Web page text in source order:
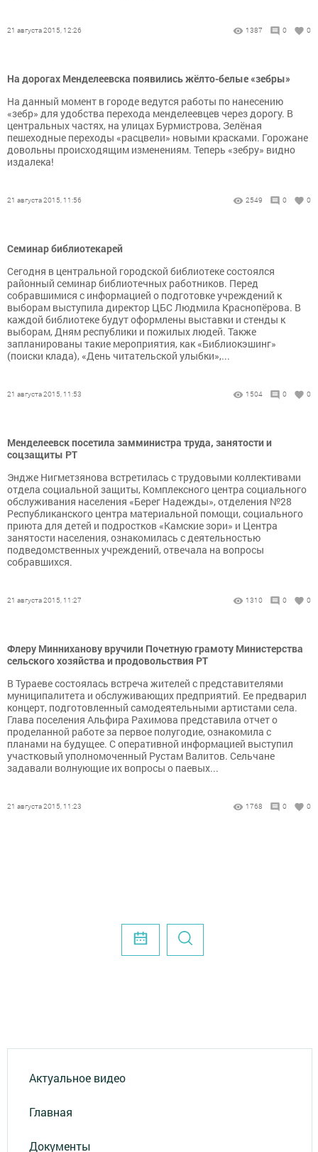
21 августа 2015, 12:26 1387 0 0
На дорогах Менделеевска появились жёлто-белые «зебры»
На данный момент в городе ведутся работы по нанесению
«зебр» для удобства перехода менделеевцев через дорогу. В
центральных частях, на улицах Бурмистрова, Зелёная
пешеходные переходы «расцвели» новыми красками. Горожане
довольны происходящим изменениям. Теперь «зебру» видно
издалека!
21 августа 2015, 11:56 2549 0 0
Семинар библиотекарей
Сегодня в центральной городской библиотеке состоялся
районный семинар библиотечных работников. Перед
собравшимися с информацией о подготовке учреждений к
выборам выступила директор ЦБС Людмила Краснопёрова. В
каждой библиотеке будут оформлены выставки и стенды к
выборам, Дням республики и пожилых людей. Также
запланированы такие мероприятия, как «Библиокэшинг»
(поиски клада), «День читательской улыбки»,...
21 августа 2015, 11:53 1504 0 0
Менделеевск посетила замминистра труда, занятости и
соцзащиты РТ
Эндже Нигметзянова встретилась с трудовыми коллективами
отдела социальной защиты, Комплексного центра социального
обслуживания населения «Берег Надежды», отделения №28
Республиканского центра материальной помощи, социального
приюта для детей и подростков «Камские зори» и Центра
занятости населения, ознакомилась с деятельностью
подведомственных учреждений, отвечала на вопросы
собравшихся.
21 августа 2015, 11:27 1310 0 0
Флеру Минниханову вручили Почетную грамоту Министерства
сельского хозяйства и продовольствия РТ
В Тураеве состоялась встреча жителей с представителями
муниципалитета и обслуживающих предприятий. Ее предварил
концерт, подготовленный самодеятельными артистами села.
Глава поселения Альфира Рахимова представила отчет о
проделанной работе за первое полугодие, ознакомила с
планами на будущее. С оперативной информацией выступил
участковый уполномоченный Рустам Валитов. Сельчане
задавали волнующие их вопросы о паевых...
21 августа 2015, 11:23 1768 0 0
Актуальное видео
Главная
Документы